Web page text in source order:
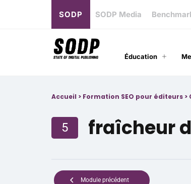
SODP SODP Media
Éducation
Accueil > Formation SEO pour éditeurs >
5 fraîcheur
Module précédent